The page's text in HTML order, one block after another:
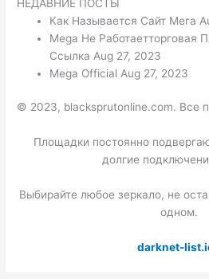
НЕДАВНИЕ ПОСТЫ
Как Называется Сайт Мега
Mega Не Работаетторговая
Ссылка Aug 27, 2023
Mega Official Aug 27, 2023
© 2023, blacksprutonline.com. Все
Площадки постоянно
долгие
Выбирайте любое зеркало, не
одном.
darknet-